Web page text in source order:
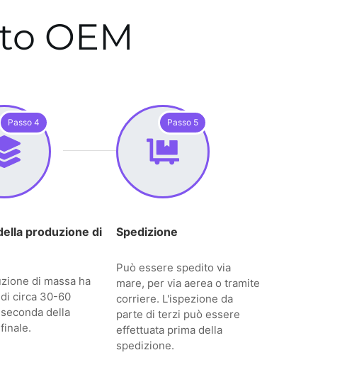
OEM
Passo 4
produzione di
di massa ha
circa 30-60
della
Passo 5
Spedizione
Può essere spedito via
mare, per via aerea o tramite
corriere. L'ispezione da
parte di terzi può essere
effettuata prima della
spedizione.